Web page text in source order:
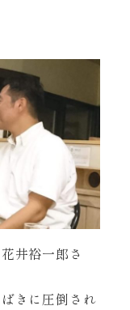
井裕一郎さ
きに圧倒され